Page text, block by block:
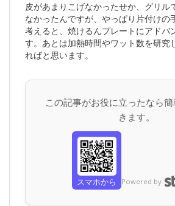
皮があまりこげなかったせか、グリル
なかったんですが、やっぱり片付けの
考えると、焼けるんプレートにアドバ
す。あとは加熱時間やワット数を研究
ればと思います。
この記事がお役に立ったなら
きます。
スマホから Powered by